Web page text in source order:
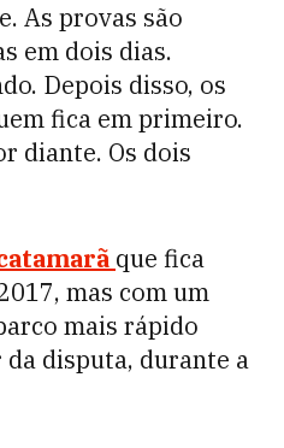
As provas são
em dois dias.
Depois disso, os
fica em primeiro.
diante. Os dois
que fica
mas com um
mais rápido
disputa, durante a